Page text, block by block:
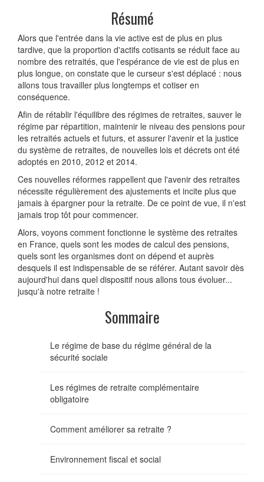
Résumé
Alors que l'entrée dans la vie active est de plus en plus
tardive, que la proportion d'actifs cotisants se réduit face au
nombre des retraités, que l'espérance de vie est de plus en
plus longue, on constate que le curseur s'est déplacé : nous
allons tous travailler plus longtemps et cotiser en
conséquence.
Afin de rétablir l'équilibre des régimes de retraites, sauver le
régime par répartition, maintenir le niveau des pensions pour
les retraités actuels et futurs, et assurer l'avenir et la justice
du système de retraites, de nouvelles lois et décrets ont été
adoptés en 2010, 2012 et 2014.
Ces nouvelles réformes rappellent que l'avenir des retraites
nécessite régulièrement des ajustements et incite plus que
jamais à épargner pour la retraite. De ce point de vue, il n'est
jamais trop tôt pour commencer.
Alors, voyons comment fonctionne le système des retraites
en France, quels sont les modes de calcul des pensions,
quels sont les organismes dont on dépend et auprès
desquels il est indispensable de se référer. Autant savoir dès
aujourd'hui dans quel dispositif nous allons tous évoluer...
jusqu'à notre retraite !
Sommaire
Le régime de base du régime général de la
sécurité sociale
Les régimes de retraite complémentaire
obligatoire
Comment améliorer sa retraite ?
Environnement fiscal et social